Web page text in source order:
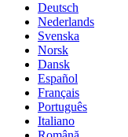
Deutsch
Nederlands
Svenska
Norsk
Dansk
Español
Français
Português
Italiano